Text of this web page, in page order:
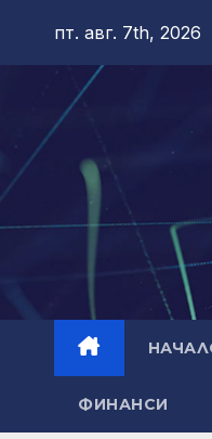
пт. авг. 7th, 2026
ФИНАНСИ